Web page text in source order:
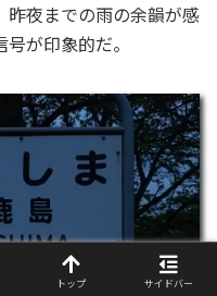
夜までの雨の余韻が感
が印象的だ。
トップ サイドバー